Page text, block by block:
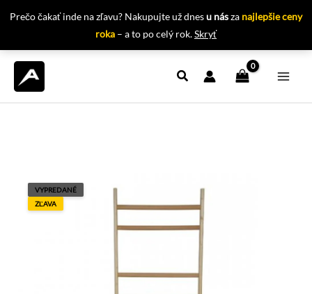
Prečo čakať inde na zľavu? Nakupujte už dnesu násza najlepšie ceny
roka – a to po celý rok.Skryť
Preskočiť
VYPREDANÉ
ZĽAVA